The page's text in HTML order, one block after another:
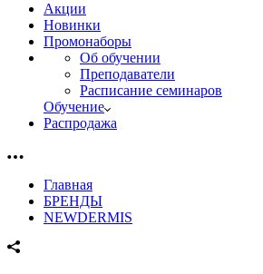
Акции
Новинки
Промонаборы
Об обучении
Преподаватели
Расписание семинаров
Обучение
Распродажа
Главная
БРЕНДЫ
NEWDERMIS